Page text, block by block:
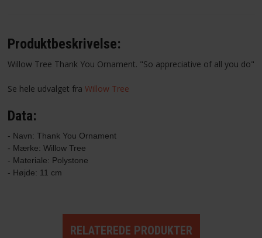
Produktbeskrivelse:
Willow Tree Thank You Ornament. "So appreciative of all you do"
Se hele udvalget fra Willow Tree
Data:
- Navn: Thank You Ornament
- Mærke: Willow Tree
- Materiale: Polystone
- Højde: 11 cm
RELATEREDE PRODUKTER